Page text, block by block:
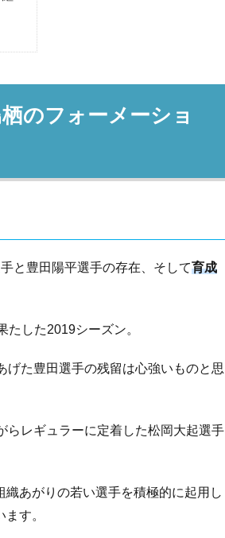
のフォーメーショ
手と豊田陽平選手の存在、そして育成
した2019シーズン。
げた豊田選手の残留は心強いものと思
らレギュラーに定着した松岡大起選手
あがりの若い選手を積極的に起用し
す。